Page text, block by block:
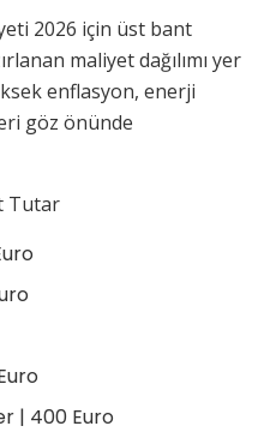
2026 için üst bant
maliyet dağılımı yer
enflasyon, enerji
göz önünde
Tutar
| 400 Euro